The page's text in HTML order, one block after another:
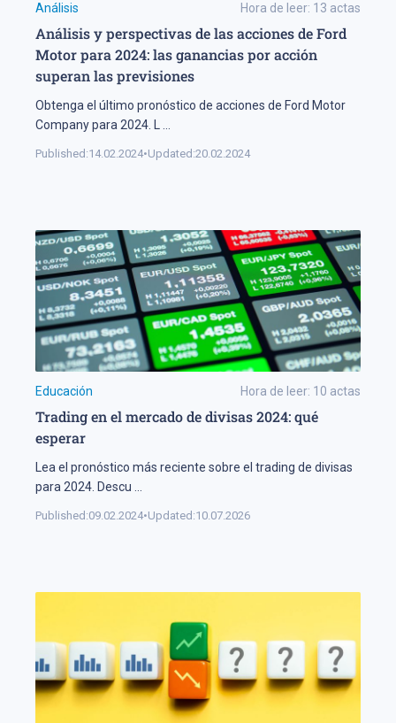
Análisis Hora de leer: 13 actas
Análisis y perspectivas de las acciones de Ford
Motor para 2024: las ganancias por acción
superan las previsiones
Obtenga el último pronóstico de acciones de Ford Motor
Company para 2024. L ...
Published:14.02.2024•Updated:20.02.2024
Educación Hora de leer: 10 actas
Trading en el mercado de divisas 2024: qué
esperar
Lea el pronóstico más reciente sobre el trading de divisas
para 2024. Descu ...
Published:09.02.2024•Updated:10.07.2026